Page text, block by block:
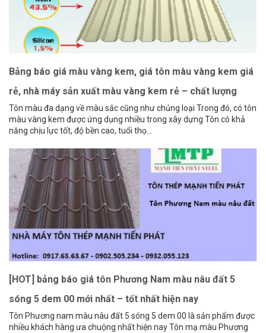
Bảng báo giá màu vàng kem, giá tôn màu vàng kem giá
rẻ, nhà máy sản xuất màu vàng kem rẻ – chất lượng
Tôn màu đa dạng về màu sắc cũng như chủng loại Trong đó, có tôn
màu vàng kem được ứng dụng nhiều trong xây dựng Tôn có khả
năng chịu lực tốt, độ bền cao, tuổi thọ...
[HOT] bảng báo giá tôn Phương Nam màu nâu đất 5
sóng 5 dem 00 mới nhất – tốt nhất hiện nay
Tôn Phương nam màu nâu đất 5 sóng 5 dem 00 là sản phẩm được
nhiều khách hàng ưa chuộng nhất hiện nay Tôn mạ màu Phương